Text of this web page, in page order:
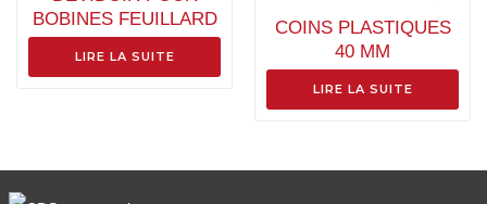
BOBINES FEUILLARD
LIRE LA SUITE
COINS PLASTIQUES
40 MM
LIRE LA SUITE